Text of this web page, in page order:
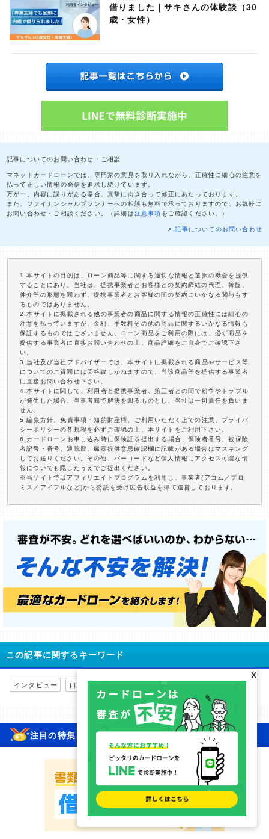
借りました｜サキさんの体験談（30
歳・女性）
記事についてのお問い合わせ・ご相談
マネットカードローンでは、専門家の意見を取り入れながら、正確性に細心の注意を
払って正しい情報の発信を追求し続けています。
万が一、内容に誤りがある場合、真摯に向き合って修正にあたっております。
また、ファイナンシャルプランナーへの相談も無料で承っておりますので、お気軽に
お問い合わせ・ご相談ください。（詳細は注意事項 をご確認ください。）
> 記事についてのお問い合わせ
1.本サイトの目的は、ローン商品等に関する適切な情報と選択の機会を提供
することにあり、当社は、提携事業者とお客様との契約締結の代理、斡旋、
仲介等の形態を問わず、提携事業者とお客様の間の契約にいかなる関与もす
るものではありません。
2.本サイトに掲載される他の事業者の商品に関する情報の正確性には細心の
注意を払っていますが、金利、手数料その他の商品に関するいかなる情報も
保証するものではございません。ローン商品をご利用の際には、必ず商品を
提供する事業者に直接お問い合わせの上、商品詳細をご自身でご確認下さ
い。
3.当社及び当社アドバイザーでは、本サイトに掲載される商品やサービス等
についてのご質問には回答致しかねますので、当該商品等を提供する事業者
に直接お問い合わせ下さい。
4.本サイトに関して、利用者と提携事業者、第三者との間で紛争やトラブル
が発生した場合、当事者間で解決を図るものとし、当社は一切責任を負いま
せん。
5.編集方針、免責事項・知的財産権、ご利用いただく上での注意、プライバ
シーポリシーの各規程を必ずご確認の上、本サイトをご利用下さい。
6.カードローンお申し込み時に保険証を提出する場合、保険者番号、被保険
者記号・番号、通院歴、臓器提供意思確認欄に記載がある場合はマスキング
してお送りください。その他、バーコードなど個人情報にアクセス可能な情
報についても隠したうえでご提出ください。
※当サイトではアフィリエイトプログラムを利用し、事業者(アコム／プロ
ミス／アイフルなど)から委託を受け広告収益を得て運営しております。
この記事に関するキーワード
インタビュー 口コミ・評判・体験談
注目の特集
X